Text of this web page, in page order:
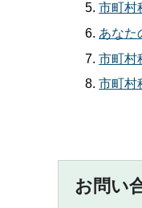
市町村
あなた
市町村
市町村
お問い